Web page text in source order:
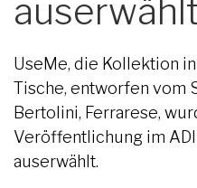
UseMe, die Kollektion
Tische, entworfen vom
Bertolini, Ferrarese,
Veröffentlichung im
auserwählt.